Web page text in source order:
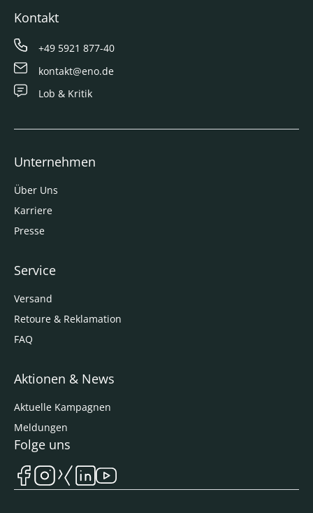
Kontakt
+49 5921 877-40
kontakt@eno.de
Lob & Kritik
Unternehmen
Über Uns
Karriere
Presse
Service
Versand
Retoure & Reklamation
FAQ
Aktionen & News
Aktuelle Kampagnen
Meldungen
Folge uns